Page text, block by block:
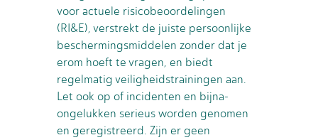
voor actuele risicobeoordelingen
(RI&E), verstrekt de juiste persoonlijke
beschermingsmiddelen zonder dat je
erom hoeft te vragen, en biedt
regelmatig veiligheidstrainingen aan.
Let ook op of incidenten en bijna-
ongelukken serieus worden genomen
en geregistreerd. Zijn er geen